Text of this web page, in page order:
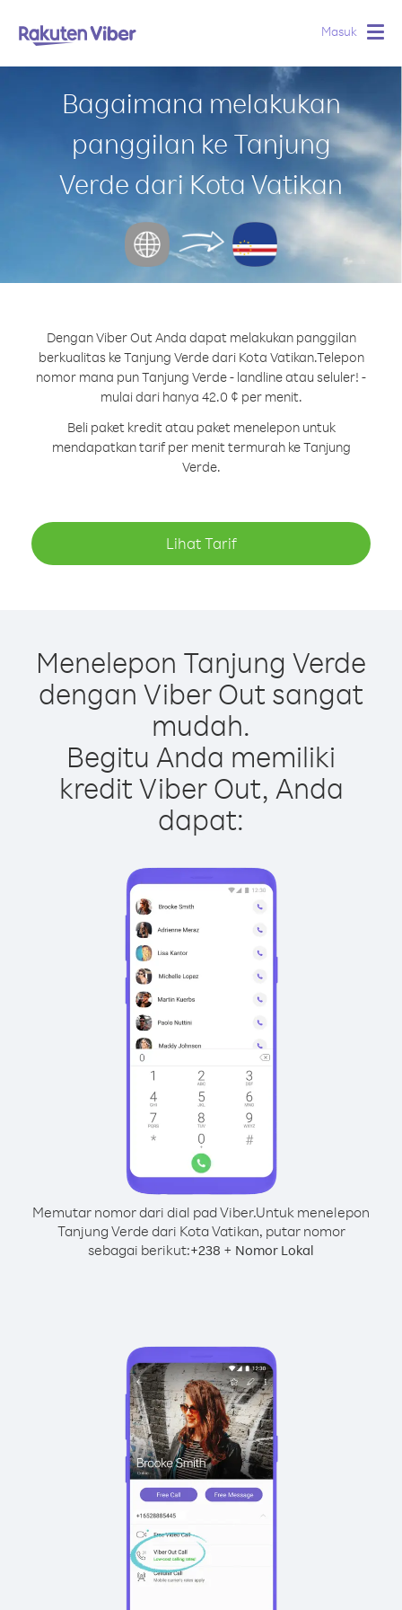
Masuk
Bagaimana melakukan
panggilan ke Tanjung
Verde dari Kota Vatikan
Dengan Viber Out Anda dapat melakukan panggilan
berkualitas ke Tanjung Verde dari Kota Vatikan.Telepon
nomor mana pun Tanjung Verde - landline atau seluler! -
mulai dari hanya 42.0 ¢ per menit.
Beli paket kredit atau paket menelepon untuk
mendapatkan tarif per menit termurah ke Tanjung
Verde.
Lihat Tarif
Menelepon Tanjung Verde
dengan Viber Out sangat
mudah.
Begitu Anda memiliki
kredit Viber Out, Anda
dapat:
Memutar nomor dari dial pad Viber.Untuk menelepon
Tanjung Verde dari Kota Vatikan, putar nomor
sebagai berikut:+238 + Nomor Lokal